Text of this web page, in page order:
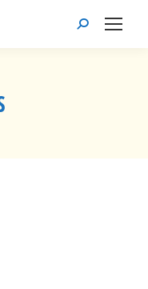
Recherche
: